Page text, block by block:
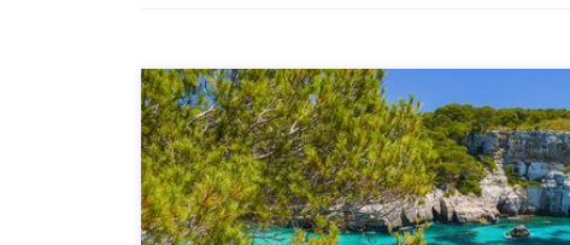
Najlepsze chwile zazwyczaj doświadczamy na plaży.
kwestię w wielu filmach, i ciężko jest udowodnić, iż jest